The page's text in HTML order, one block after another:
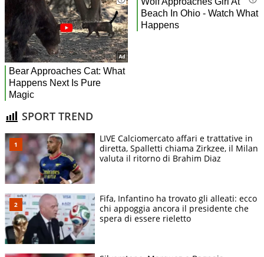
SPORT TREND
LIVE Calciomercato affari e trattative in
diretta, Spalletti chiama Zirkzee, il Milan
valuta il ritorno di Brahim Diaz
Fifa, Infantino ha trovato gli alleati: ecco
chi appoggia ancora il presidente che
spera di essere rieletto